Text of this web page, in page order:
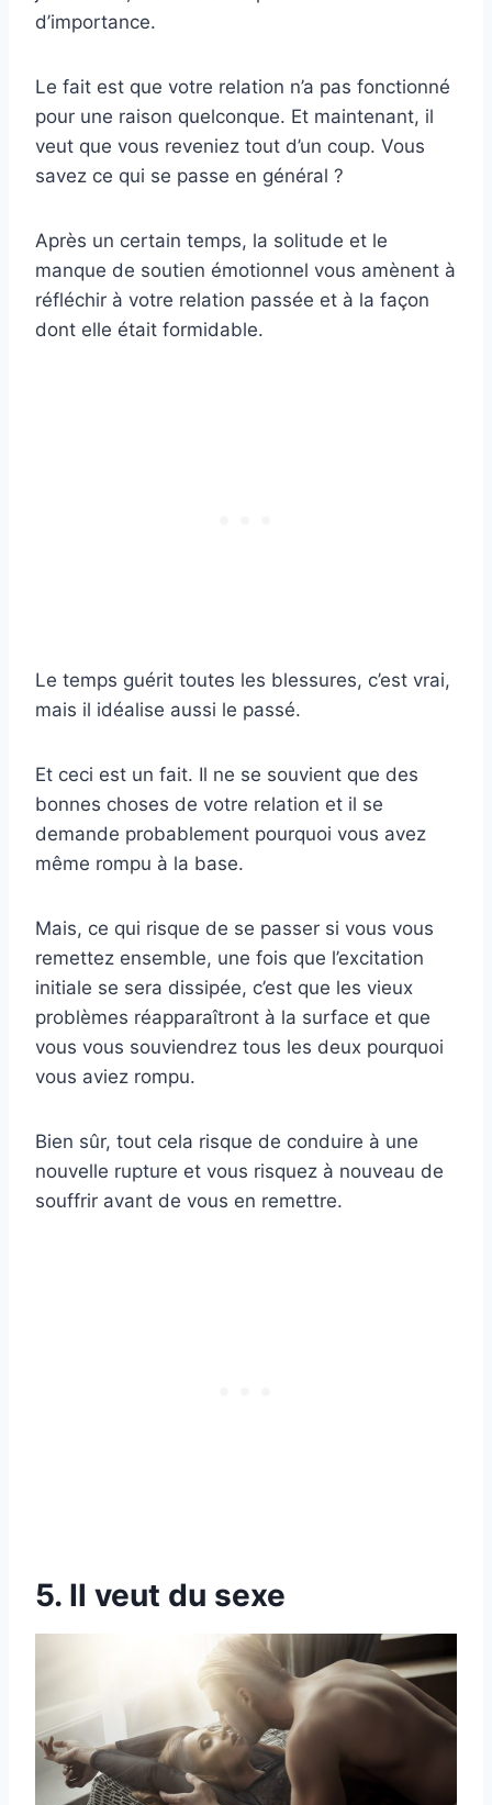
d’importance.
Le fait est que votre relation n’a pas fonctionné
pour une raison quelconque. Et maintenant, il
veut que vous reveniez tout d’un coup. Vous
savez ce qui se passe en général ?
Après un certain temps, la solitude et le
manque de soutien émotionnel vous amènent à
réfléchir à votre relation passée et à la façon
dont elle était formidable.
Le temps guérit toutes les blessures, c’est vrai,
mais il idéalise aussi le passé.
Et ceci est un fait. Il ne se souvient que des
bonnes choses de votre relation et il se
demande probablement pourquoi vous avez
même rompu à la base.
Mais, ce qui risque de se passer si vous vous
remettez ensemble, une fois que l’excitation
initiale se sera dissipée, c’est que les vieux
problèmes réapparaîtront à la surface et que
vous vous souviendrez tous les deux pourquoi
vous aviez rompu.
Bien sûr, tout cela risque de conduire à une
nouvelle rupture et vous risquez à nouveau de
souffrir avant de vous en remettre.
5. Il veut du sexe